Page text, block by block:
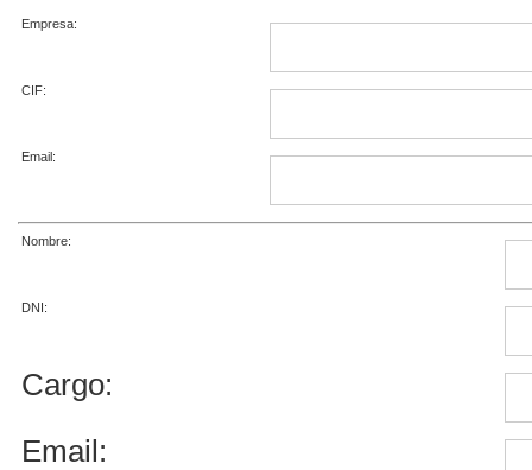
Empresa:
CIF:
Email:
Nombre:
DNI:
Cargo:
Email: